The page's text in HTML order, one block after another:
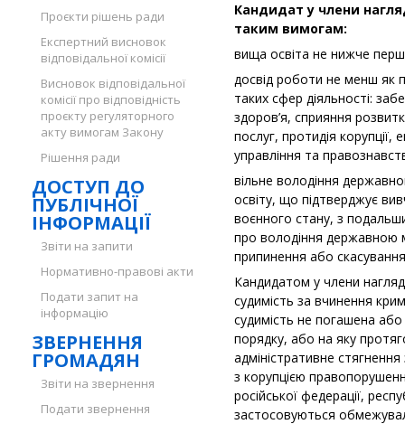
Проєкти рішень ради
Експертний висновок
відповідальної комісії
Висновок відповідальної
комісії про відповідність
проєкту регуляторного
акту вимогам Закону
Рішення ради
ДОСТУП ДО
ПУБЛІЧНОЇ
ІНФОРМАЦІЇ
Звіти на запити
Нормативно-правові акти
Подати запит на
інформацію
ЗВЕРНЕННЯ
ГРОМАДЯН
Звіти на звернення
Подати звернення
Кандидат у члени
таким вимогам:
вища освіта не нижче
досвід роботи не менш як
таких сфер діяльності:
здоров’я, сприяння
послуг, протидія корупції,
управління та
вільне володіння
освіту, що підтверджує
воєнного стану, з
про володіння державною
припинення або
Кандидатом у члени
судимість за вчинення
судимість не погашена
порядку, або на яку
адміністративне
з корупцією
російської федерації,
застосовуються